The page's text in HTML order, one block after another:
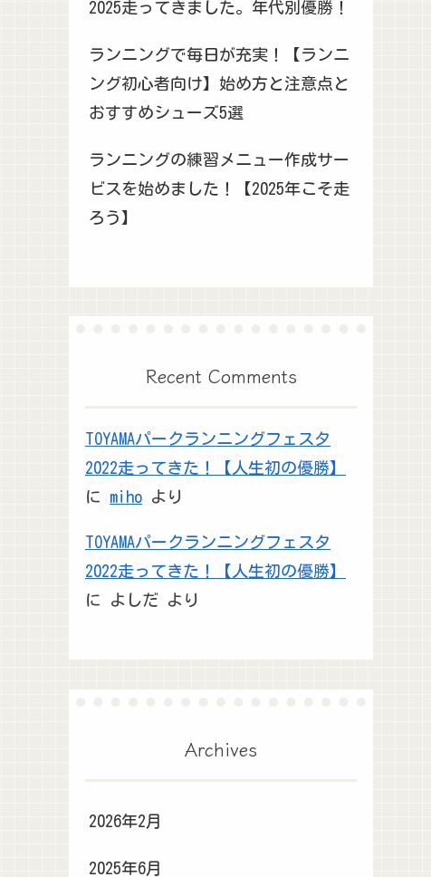
2025走ってきました。年代別優勝！
ランニングで毎日が充実！【ランニ
ング初心者向け】始め方と注意点と
おすすめシューズ5選
ランニングの練習メニュー作成サー
ビスを始めました！【2025年こそ走
ろう】
Recent Comments
TOYAMAパークランニングフェスタ
2022走ってきた！【人生初の優勝】
に miho より
TOYAMAパークランニングフェスタ
2022走ってきた！【人生初の優勝】
に
よしだ より
Archives
2026年2月
2025年6月